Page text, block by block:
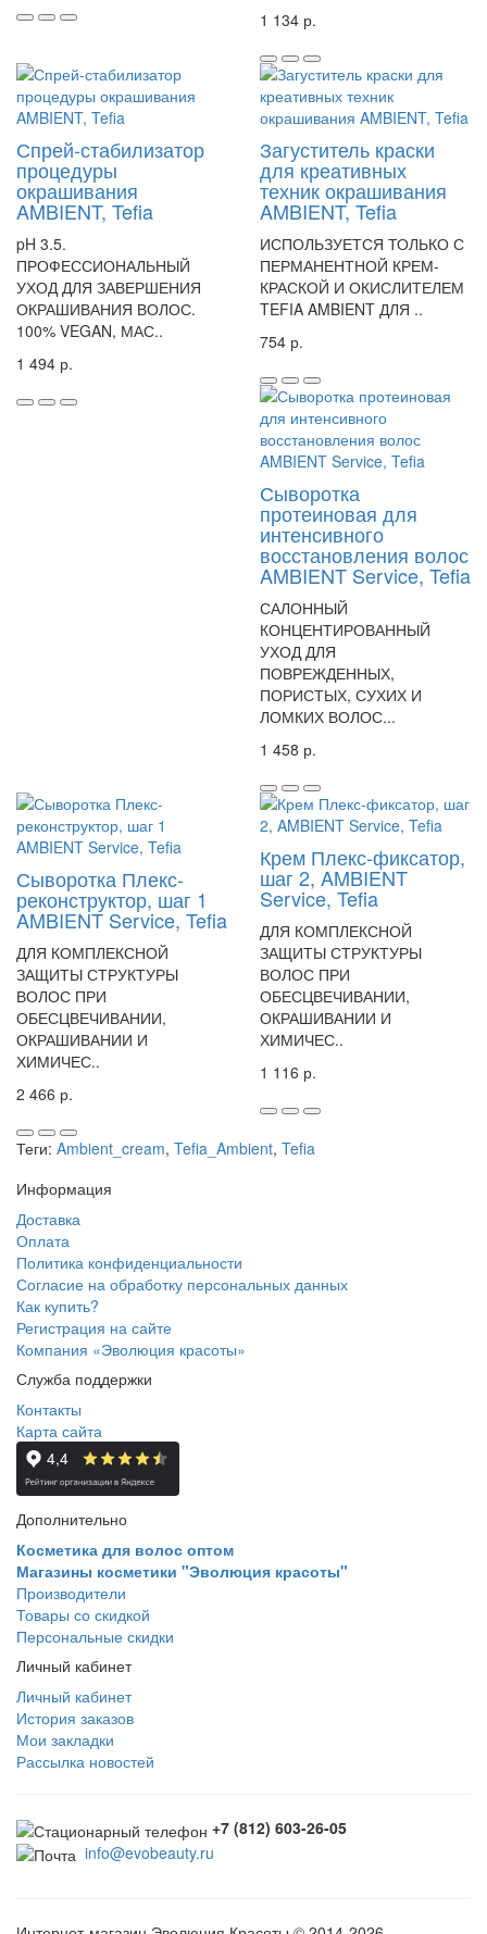
1 134 р.
Спрей-стабилизатор
процедуры
окрашивания
AMBIENT, Tefia
pH 3.5.
ПРОФЕССИОНАЛЬНЫЙ
УХОД ДЛЯ ЗАВЕРШЕНИЯ
ОКРАШИВАНИЯ ВОЛОС.
100% VEGAN, МАС..
1 494 р.
Загуститель краски
для креативных
техник окрашивания
AMBIENT, Tefia
ИСПОЛЬЗУЕТСЯ ТОЛЬКО С
ПЕРМАНЕНТНОЙ КРЕМ-
КРАСКОЙ И ОКИСЛИТЕЛЕМ
TEFIA AMBIENT ДЛЯ ..
754 р.
Сыворотка
протеиновая для
интенсивного
восстановления волос
AMBIENT Service, Tefia
САЛОННЫЙ
КОНЦЕНТИРОВАННЫЙ
УХОД ДЛЯ
ПОВРЕЖДЕННЫХ,
ПОРИСТЫХ, СУХИХ И
ЛОМКИХ ВОЛОС...
1 458 р.
Сыворотка Плекс-
реконструктор, шаг 1
AMBIENT Service, Tefia
ДЛЯ КОМПЛЕКСНОЙ
ЗАЩИТЫ СТРУКТУРЫ
ВОЛОС ПРИ
ОБЕСЦВЕЧИВАНИИ,
ОКРАШИВАНИИ И
ХИМИЧЕС..
2 466 р.
Крем Плекс-фиксатор,
шаг 2, AMBIENT
Service, Tefia
ДЛЯ КОМПЛЕКСНОЙ
ЗАЩИТЫ СТРУКТУРЫ
ВОЛОС ПРИ
ОБЕСЦВЕЧИВАНИИ,
ОКРАШИВАНИИ И
ХИМИЧЕС..
1 116 р.
Теги: Ambient_cream, Tefia_Ambient, Tefia
Информация
Доставка
Оплата
Политика конфиденциальности
Согласие на обработку персональных данных
Как купить?
Регистрация на сайте
Компания «Эволюция красоты»
Служба поддержки
Контакты
Карта сайта
Дополнительно
Косметика для волос оптом
Магазины косметики "Эволюция красоты"
Производители
Товары со скидкой
Персональные скидки
Личный кабинет
Личный кабинет
История заказов
Мои закладки
Рассылка новостей
+7 (812) 603-26-05
info@evobeauty.ru